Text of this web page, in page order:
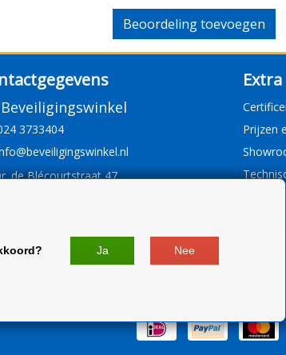
Beoordeling toevoegen
3733404
de Blécourtstraat 47
NL 81.60.68.707.B01
Extra
Prijzen
Ja Nee